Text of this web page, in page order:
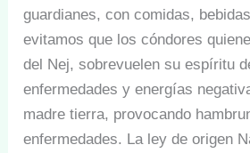
guardianes, con comidas,
evitamos que los cóndores
del Nej, sobrevuelen su espíritu
enfermedades y energías
madre tierra, provocando
enfermedades. La ley de origen